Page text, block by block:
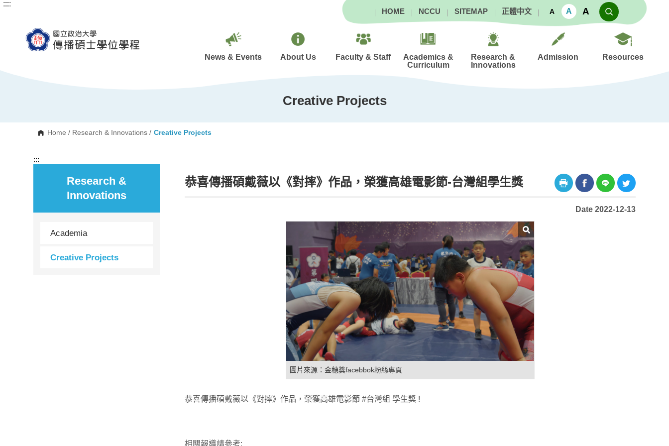
G
:::
HOME NCCU SITEMAP 正體中文 A A A
News & Events About Us Faculty & Staff
Academics &
Curriculum
Research &
Innovations
Admission Resources
Creative Projects
Home / Research & Innovations / Creative Projects
:::
Research &
Innovations
Academia
Creative Projects
:::
恭喜傳播碩戴薇以《對摔》作品，榮獲高雄電影節-台灣組學生獎
Date 2022-12-13
圖片來源：金穗獎facebbok粉絲專頁
恭喜傳播碩戴薇以《對摔》作品，榮獲高雄電影節 #台灣組 學生獎 !
相關報導請參考: